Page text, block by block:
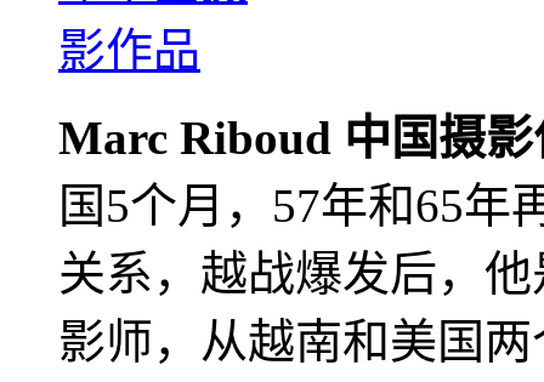
Marc Riboud 中国摄
国5个月，57年和65年
关系，越战爆发后，
影师，从越南和美国